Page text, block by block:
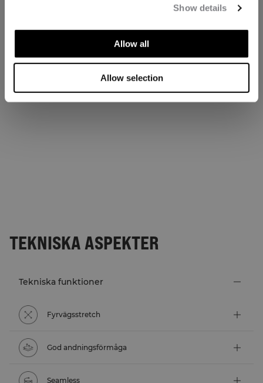
Show details
Allow all
Allow selection
TEKNISKA ASPEKTER
Tekniska funktioner
Fyrvägsstretch
God andningsförmåga
Seamless